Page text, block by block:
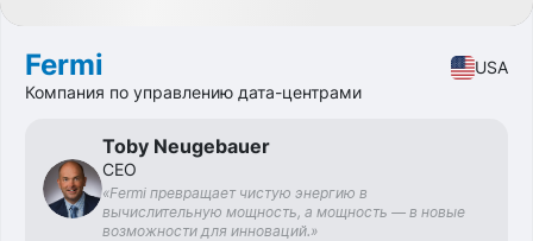
Fermi
USA
Компания по управлению дата-центрами
Toby Neugebauer
CEO
«Fermi превращает чистую энергию в
вычислительную мощность, а мощность — в новые
возможности для инноваций.»